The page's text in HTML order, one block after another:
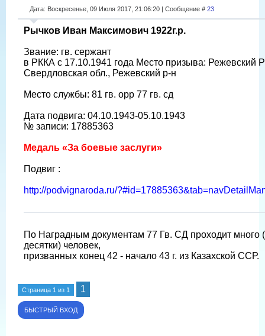
Дата: Воскресенье, 09 Июля 2017, 21:06:20 | Сообщение # 23
Рычков Иван Максимович 1922г.р.
Звание: гв. сержант
в РККА с 17.10.1941 года Место призыва: Режевский
Свердловская обл., Режевский р-н
Место службы: 81 гв. орр 77 гв. сд
Дата подвига: 04.10.1943-05.10.1943
№ записи: 17885363
Медаль «За боевые заслуги»
Подвиг :
http://podvignaroda.ru/
По Наградным документам 77 Гв. СД проходит много
десятки) человек,
призванных конец 42 - начало 43 г. из Казахской ССР.
Страница 1 из 1 1